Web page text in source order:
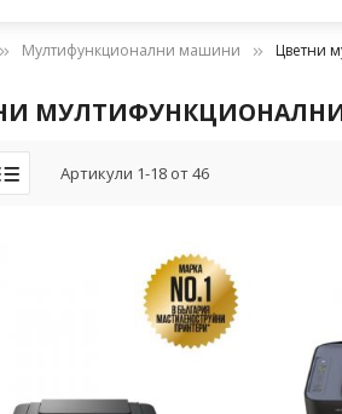
Мултифункционални машини Цветни
Артикули 1-18 от46